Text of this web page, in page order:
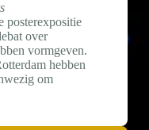
posterexpositie
over
vormgeven.
hebben
om